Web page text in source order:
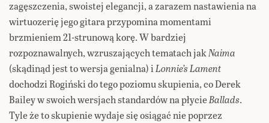
zagęszczenia, swoistej elegancji, a zarazem nastawienia na
wirtuozerię jego gitara przypomina momentami
brzmieniem 21-strunową korę. W bardziej
rozpoznawalnych, wzruszających tematach jakNaima
(skądinąd jest to wersja genialna) iLonnie’s Lament
dochodzi Rogiński do tego poziomu skupienia, co Derek
Bailey w swoich wersjach standardów na płycieBallads.
Tyle że to skupienie wydaje się osiągać nie poprzez